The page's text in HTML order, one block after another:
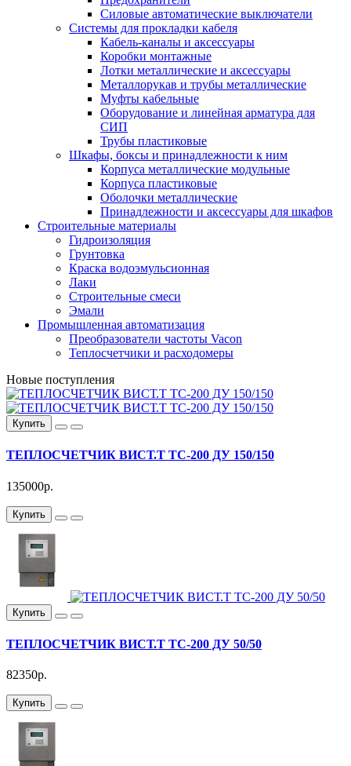
Силовые автоматические выключатели
Системы для прокладки кабеля
Кабель-каналы и аксессуары
Коробки монтажные
Лотки металлические и аксессуары
Металлорукав и трубы металлические
Муфты кабельные
Оборудование и линейная арматура для
СИП
Трубы пластиковые
Шкафы, боксы и принадлежности к ним
Корпуса металлические модульные
Корпуса пластиковые
Оболочки металлические
Принадлежности и аксессуары для шкафов
Строительные материалы
Гидроизоляция
Грунтовка
Краска водоэмульсионная
Лаки
Строительные смеси
Эмали
Промышленная автоматизация
Преобразователи частоты Vacon
Теплосчетчики и расходомеры
Новые поступления
Купить
ТЕПЛОСЧЕТЧИК ВИСТ.Т ТС-200 ДУ 150/150
135000р.
Купить
Купить
ТЕПЛОСЧЕТЧИК ВИСТ.Т ТС-200 ДУ 50/50
82350р.
Купить